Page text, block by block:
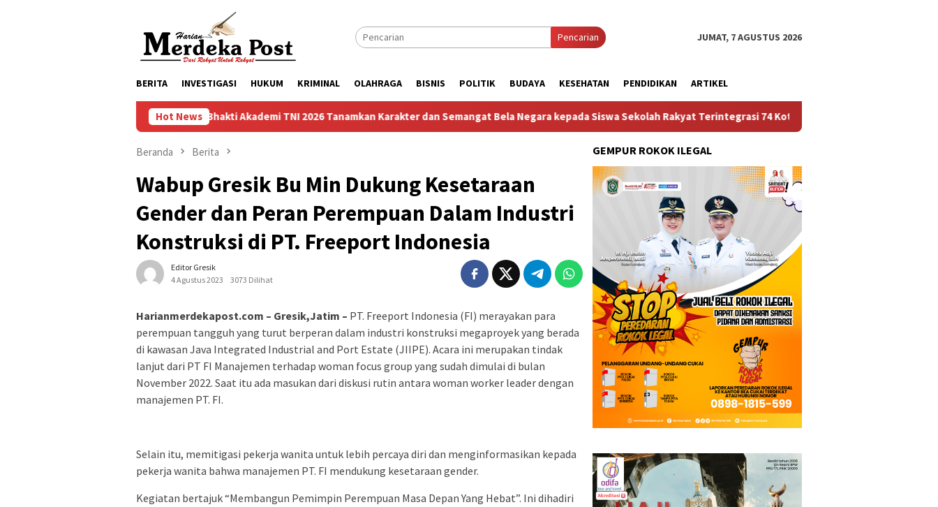
Pencarian JUMAT, 7 AGUSTUS 2026
BERITA INVESTIGASI HUKUM KRIMINAL OLAHRAGA BISNIS POLITIK BUDAYA KESEHATAN PENDIDIKAN ARTIKEL
Hot News
Taruna Bhakti Akademi TNI 2026 Tanamkan Karakter dan Semangat Bela Negara kepada Siswa Sekolah Rakyat Terintegrasi 74 Kota Tual Ruas Jalan Bangil – Sukorejo
Beranda Berita
Wabup Gresik Bu Min Dukung Kesetaraan
Gender dan Peran Perempuan Dalam Industri
Konstruksi di PT. Freeport Indonesia
Editor Gresik
4 Agustus 2023
3073 Dilihat
Harianmerdekapost.com – Gresik,Jatim – PT. Freeport Indonesia (FI) merayakan para
perempuan tangguh yang turut berperan dalam industri konstruksi megaproyek yang berada
di kawasan Java Integrated Industrial and Port Estate (JIIPE). Acara ini merupakan tindak
lanjut dari PT FI Manajemen terhadap woman focus group yang sudah dimulai di bulan
November 2022. Saat itu ada masukan dari diskusi rutin antara woman worker leader dengan
manajemen PT. FI.
Selain itu, memitigasi pekerja wanita untuk lebih percaya diri dan menginformasikan kepada
pekerja wanita bahwa manajemen PT. FI mendukung kesetaraan gender.
Kegiatan bertajuk “Membangun Pemimpin Perempuan Masa Depan Yang Hebat”. Ini dihadiri
GEMPUR ROKOK ILEGAL